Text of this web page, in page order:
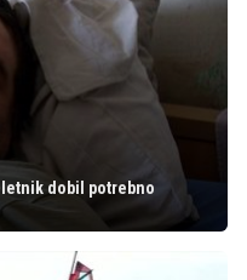
dobil potrebno